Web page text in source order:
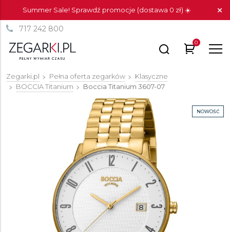
Summer Sale! Sprawdź promocje (dostawa 0 zł) ☀️
717 242 800
0
Zegarki.pl Pełna oferta zegarków
Klasyczne
BOCCIA Titanium
Boccia Titanium 3607-07
NOWOŚĆ